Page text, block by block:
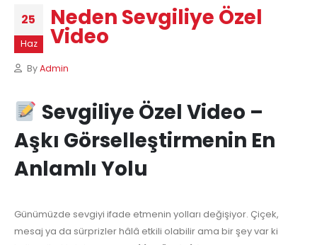
25
Haz
Neden Sevgiliye Özel
Video
ByAdmin
Sevgiliye Özel Video –
Aşkı Görselleştirmenin En
Anlamlı Yolu
Günümüzde sevgiyi ifade etmenin yolları değişiyor. Çiçek,
mesaj ya da sürprizler hâlâ etkili olabilir ama bir şey var ki